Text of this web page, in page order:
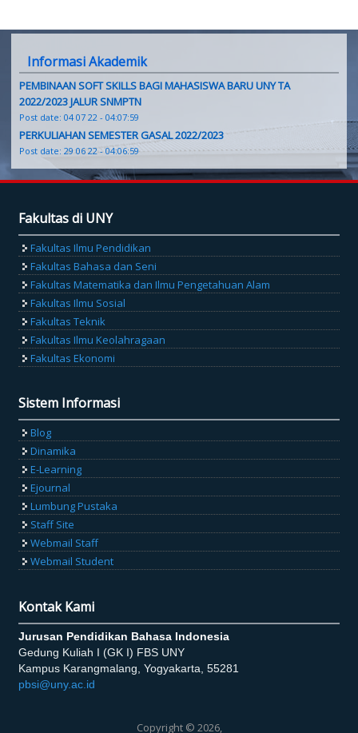
Informasi Akademik
PEMBINAAN SOFT SKILLS BAGI MAHASISWA BARU UNY TA
2022/2023 JALUR SNMPTN
Post date:04 07 22 - 04:07:59
PERKULIAHAN SEMESTER GASAL 2022/2023
Post date:29 06 22 - 04:06:59
Fakultas di UNY
Fakultas Ilmu Pendidikan
Fakultas Bahasa dan Seni
Fakultas Matematika dan Ilmu Pengetahuan Alam
Fakultas Ilmu Sosial
Fakultas Teknik
Fakultas Ilmu Keolahragaan
Fakultas Ekonomi
Sistem Informasi
Blog
Dinamika
E-Learning
Ejournal
Lumbung Pustaka
Staff Site
Webmail Staff
Webmail Student
Kontak Kami
Jurusan Pendidikan Bahasa Indonesia
Gedung Kuliah I (GK I) FBS UNY
Kampus Karangmalang, Yogyakarta, 55281
pbsi@uny.ac.id
Copyright © 2026,